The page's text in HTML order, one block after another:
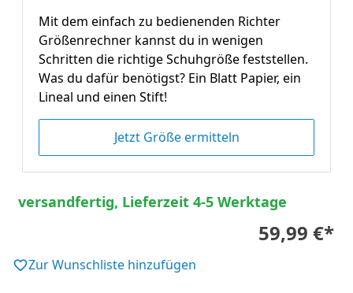
Mit dem einfach zu bedienenden Richter
Größenrechner kannst du in wenigen
Schritten die richtige Schuhgröße feststellen.
Was du dafür benötigst? Ein Blatt Papier, ein
Lineal und einen Stift!
Jetzt Größe ermitteln
versandfertig, Lieferzeit 4-5 Werktage
59,99 €*
Zur Wunschliste hinzufügen